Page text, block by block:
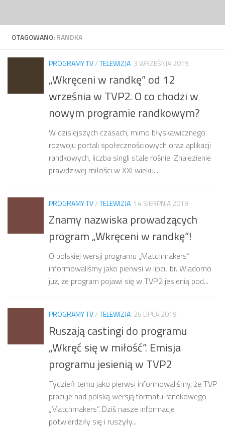
OTAGOWANO:RANDKA
PROGRAMY TV/TELEWIZJA 3 WRZEŚNIA 2019
„Wkręceni w randkę” od 12
września w TVP2. O co chodzi w
nowym programie randkowym?
W dzisiejszych czasach, mimo błyskawicznego
rozwoju portali społecznościowych oraz aplikacji
randkowych, liczba singli stale rośnie. Znalezienie
prawdziwej miłości w XXI wieku...
PROGRAMY TV/TELEWIZJA 14 SIERPNIA 2019
Znamy nazwiska prowadzących
program „Wkręceni w randkę”!
O polskiej wersji programu „Matchmakers”
informowaliśmy jako pierwsi w lipcu br. Wiadomo
już, że program pojawi się w TVP2 jesienią pod...
PROGRAMY TV/TELEWIZJA 26 LIPCA 2019
Ruszają castingi do programu
„Wkręć się w miłość”. Emisja
programu jesienią w TVP2
Tydzień temu jako pierwsi informowaliśmy, że TVP
pracuje nad polską wersją formatu randkowego
„Matchmakers”. Dziś nasze informacje
potwierdziły się i ruszyły...